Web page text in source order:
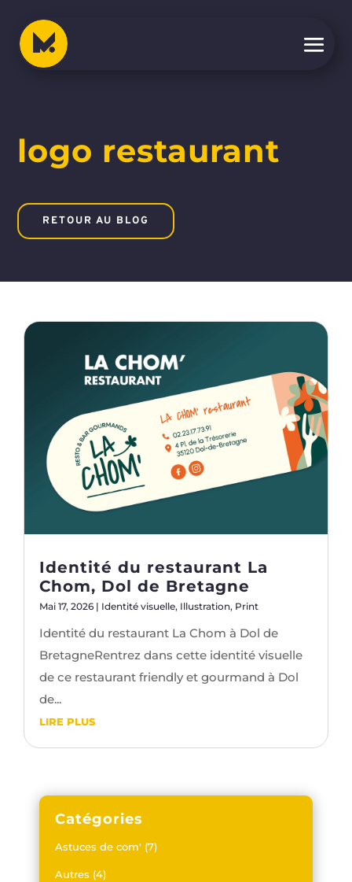
logo restaurant
RETOUR AU BLOG
Identité du restaurant La
Chom, Dol de Bretagne
Mai 17, 2026 | Identité visuelle, Illustration, Print
Identité du restaurant La Chom à Dol de
BretagneRentrez dans cette identité visuelle
de ce restaurant friendly et gourmand à Dol
de...
LIRE PLUS
Catégories
Astuces de com' (7)
Autres (4)